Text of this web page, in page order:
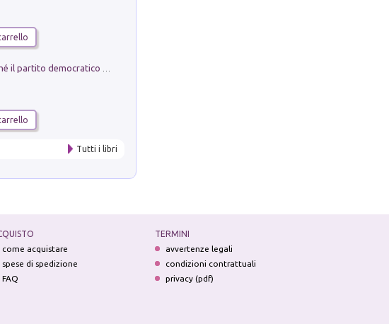
Tutti i libri
come acquistare
spese di spedizione
FAQ
TERMINI
avvertenze legali
condizioni contrattuali
privacy (pdf)